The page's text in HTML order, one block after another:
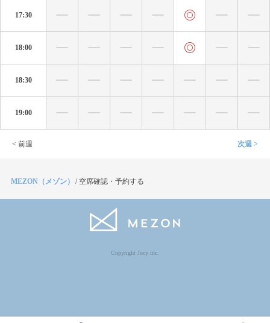
17:30
18:00
18:30
19:00
< 前週 次週 >
MEZON（メゾン） / 空席確認・予約する
Copyright Jocy inc.